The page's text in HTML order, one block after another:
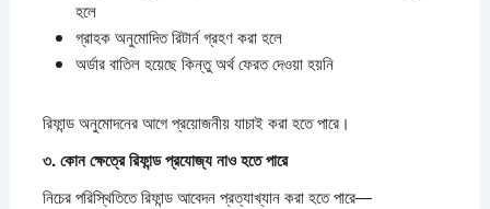
হলে
গ্রাহক অনুমোদিত রিটার্ন গ্রহণ করা হলে
অর্ডার বাতিল হয়েছে কিন্তু অর্থ ফেরত দেওয়া হয়নি
রিফান্ড অনুমোদনের আগে প্রয়োজনীয় যাচাই করা হতে পারে।
৩.কোনক্ষেত্রেরিফান্ডপ্রযোজ্যনাওহতেপারে
নিচের পরিস্থিতিতে রিফান্ড আবেদন প্রত্যাখ্যান করা হতে পারে—